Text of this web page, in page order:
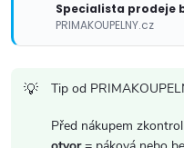
ý
p
Specialista prodeje
PRIMAKOUPELNY.cz
Tip od
Před nákupem